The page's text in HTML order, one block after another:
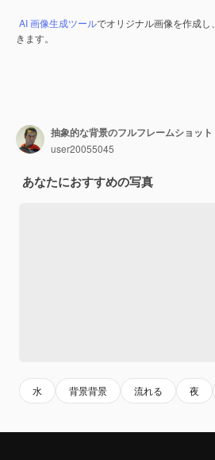
AI 画像生成ツールでオリジナル画像を作成し、
きます。
抽象的な背景のフルフレームショット
user20055045
あなたにおすすめの写真
水 背景背景 流れる 夜